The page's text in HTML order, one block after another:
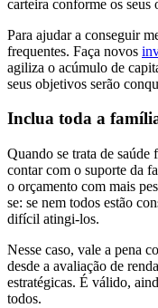
carteira conforme os seus
Para ajudar a conseguir
frequentes. Faça novos
agiliza o acúmulo de
seus objetivos serão
Inclua toda a
Quando se trata de saúde
contar com o suporte da
o orçamento com mais
se: se nem todos estão
difícil atingi-los.
Nesse caso, vale a pena
desde a avaliação de
estratégicas. É válido,
todos.